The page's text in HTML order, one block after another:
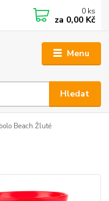
Menu
Hledat
0 ks
za 0,00 Kč
Beach Žluté